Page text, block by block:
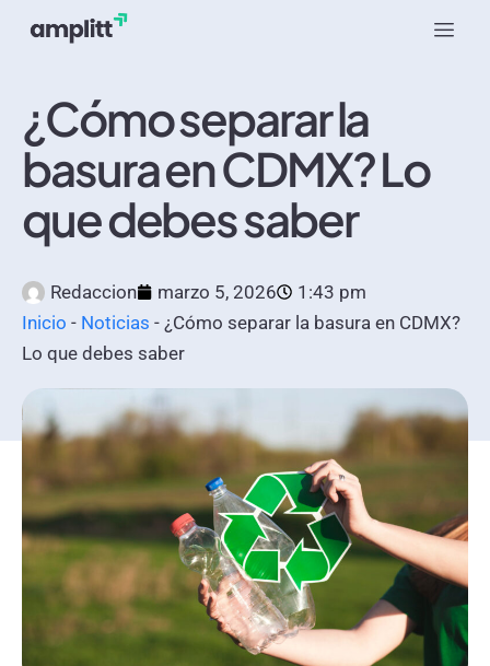
¿Cómo separar la
basura en CDMX? Lo
que debes saber
Redaccion marzo 5, 2026
1:43 pm
Inicio - Noticias - ¿Cómo separar la basura en CDMX?
Lo que debes saber